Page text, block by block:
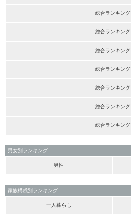
総合ランキング
総合ランキング
総合ランキング
総合ランキング
総合ランキング
総合ランキング
総合ランキング
男女別ランキング
男性
家族構成別ランキング
一人暮らし